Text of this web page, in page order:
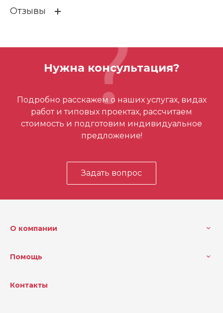
Бренд
Отзывы
Отзывов ещё нет – ваш может стать
первым
Нужна консультация?
Подробно расскажем о наших услугах, видах
работ и типовых проектах, рассчитаем
стоимость и подготовим индивидуальное
предложение!
Задать вопрос
О компании
Помощь
Контакты